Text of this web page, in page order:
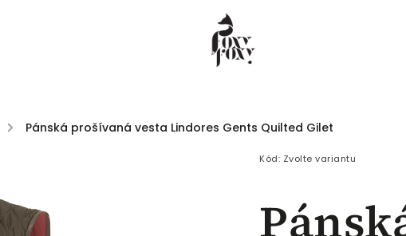
Pánské Děti
/ Pánská prošívaná vesta Lindores Gents Quilted Gilet
Kód: Zvolte variantu